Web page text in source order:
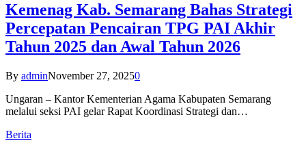
Kemenag Kab. Semarang Bahas Strategi
Percepatan Pencairan TPG PAI Akhir
Tahun 2025 dan Awal Tahun 2026
By adminNovember 27, 20250
Ungaran – Kantor Kementerian Agama Kabupaten Semarang
melalui seksi PAI gelar Rapat Koordinasi Strategi dan…
Berita